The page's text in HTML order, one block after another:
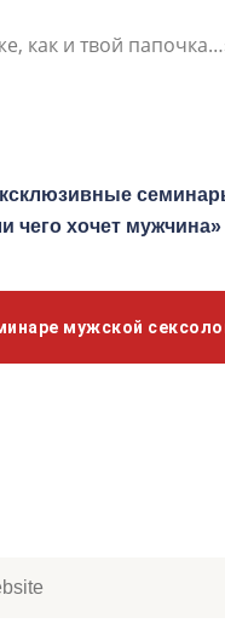
как и твой
чего хочет мужчина»
мужской